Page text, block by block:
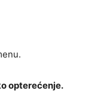
opterećenje.